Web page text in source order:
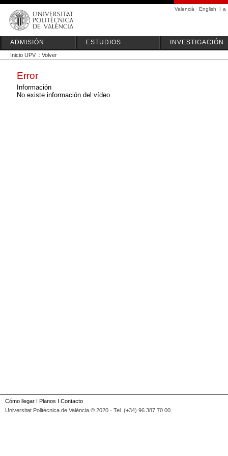
Valencià · English I a
ADMISIÓN ESTUDIOS INVESTIGACIÓN
Inicio UPV :: Volver
Error
Información
No existe información del vídeo
Cómo llegar I Planos I Contacto
Universitat Politècnica de València © 2020 · Tel. (+34) 96 387 70 00